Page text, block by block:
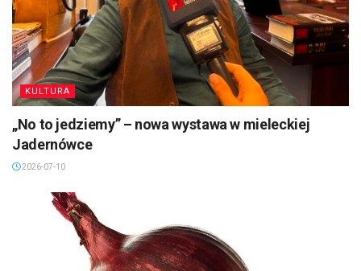
KULTURA
„No to jedziemy” – nowa wystawa w mieleckiej
Jadernówce
2026-07-10